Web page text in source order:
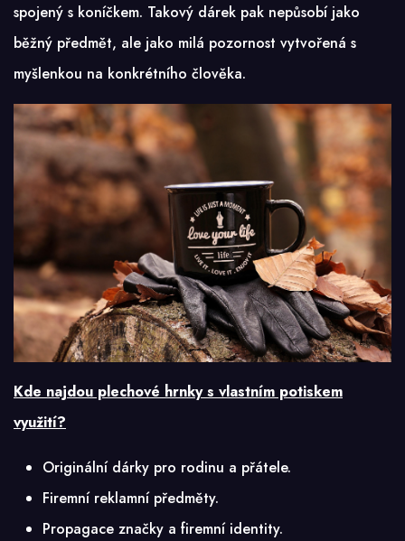
spojený s koníčkem. Takový dárek pak nepůsobí jako
běžný předmět, ale jako milá pozornost vytvořená s
myšlenkou na konkrétního člověka.
Kde najdou plechové hrnky s vlastním potiskem
využití?
Originální dárky pro rodinu a přátele.
Firemní reklamní předměty.
Propagace značky a firemní identity.